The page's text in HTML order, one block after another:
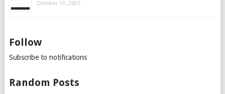
October 11, 2025
Follow
Subscribe to notifications
Random Posts